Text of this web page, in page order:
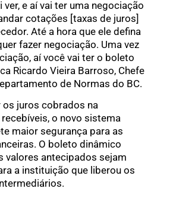
ver, e aí vai ter uma negociação
cotações [taxas de juros]
Até a hora que ele defina
fazer negociação. Uma vez
aí você vai ter o boleto
Ricardo Vieira Barroso, Chefe
de Normas do BC.
os juros cobrados na
o novo sistema
maior segurança para as
O boleto dinâmico
valores antecipados sejam
a instituição que liberou os